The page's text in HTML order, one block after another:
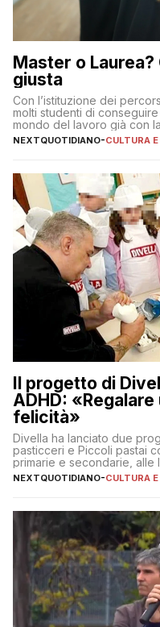
Master o
giusta
Con l’istituzione dei
molti studenti di
mondo del lavoro già con
interrogativi che si
l’obiettivo di primo livello
NEXTQUOTIDIANO-CULTURA
Il progetto di
ADHD:
felicità»
Divella ha lanciato due
pasticceri e Piccoli pastai
primarie e secondarie, alle
pugliesi che si occupano di
NEXTQUOTIDIANO-CULTURA